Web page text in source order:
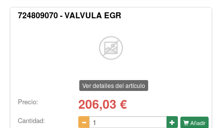
724809070 - VALVULA EGR
Ver detalles del artículo
Precio: 206,03 €
Cantidad: Añadir